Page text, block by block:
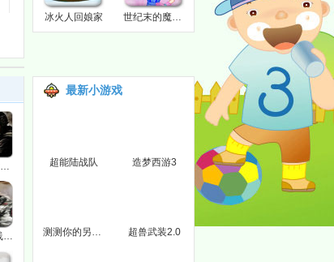
冰火人回娘家 世纪末的魔术师
穿越火线之虎纹名枪
3D穿越火线1.0之要塞积分版
最新小游戏
超能陆战队 造梦西游3
测测你的另一半 超兽武装2.0